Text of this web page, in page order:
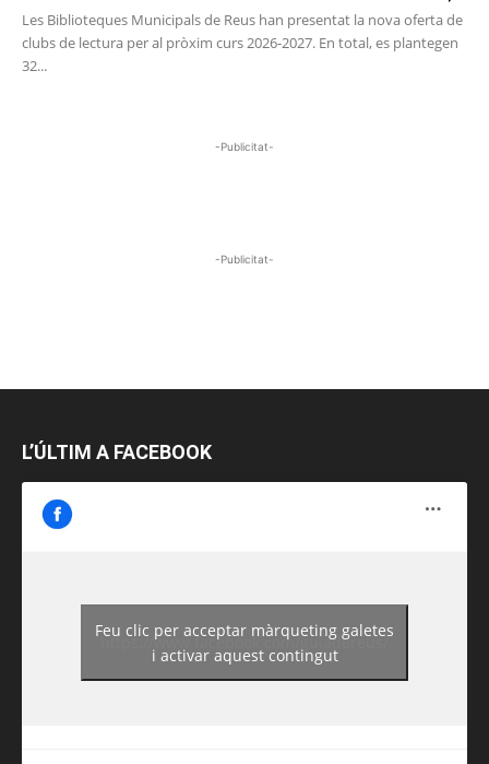
Les Biblioteques Municipals de Reus han presentat la nova oferta de
clubs de lectura per al pròxim curs 2026-2027. En total, es plantegen
32...
-Publicitat-
-Publicitat-
L’ÚLTIM A FACEBOOK
https://www.facebook.com/guiadereus/
Feu clic per acceptar màrqueting galetes
i activar aquest contingut